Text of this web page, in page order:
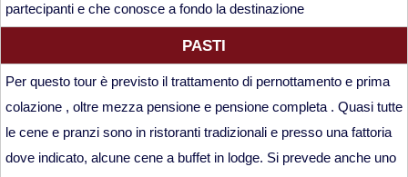
partecipanti e che conosce a fondo la destinazione
PASTI
Per questo tour è previsto il trattamento di pernottamento e prima
colazione , oltre mezza pensione e pensione completa . Quasi tutte
le cene e pranzi sono in ristoranti tradizionali e presso una fattoria
dove indicato, alcune cene a buffet in lodge. Si prevede anche uno